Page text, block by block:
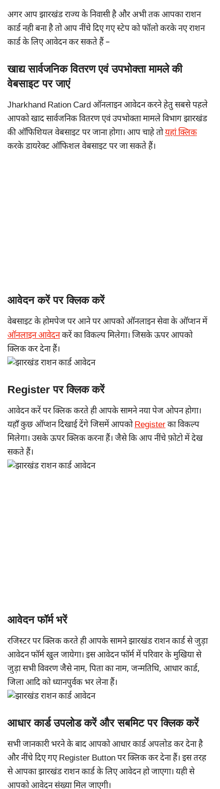
अगर आप झारखंड राज्य के निवासी है और अभी तक आपका राशन
कार्ड नही बना है तो आप नींचे दिए गए स्टेप को फॉलो करके नए राशन
कार्ड के लिए आवेदन कर सकते हैं –
खाद्य सार्वजनिक वितरण एवं उपभोक्ता मामले की
वेबसाइट पर जाएं
Jharkhand Ration Card ऑनलाइन आवेदन करने हेतु सबसे पहले
आपको खाद सार्वजनिक वितरण एवं उपभोक्ता मामले विभाग झारखंड
की ऑफिशियल वेबसाइट पर जाना होगा। आप चाहे तोयहां क्लिक
करके डायरेक्ट ऑफिशल वेबसाइट पर जा सकते हैं।
आवेदन करें पर क्लिक करें
वेबसाइट के होमपेज पर आने पर आपको ऑनलाइन सेवा के ऑप्शन में
ऑनलाइन आवेदनकरें का विकल्प मिलेगा। जिसके ऊपर आपको
क्लिक कर देना हैं।
Register पर क्लिक करें
आवेदन करें पर क्लिक करते ही आपके सामने नया पेज ओपन होगा।
यहाँ कुछ ऑप्शन दिखाई देंगे जिसमें आपकोRegisterका विकल्प
मिलेगा। उसके ऊपर क्लिक करना हैं। जैसे कि आप नींचे फ़ोटो में देख
सकते हैं।
आवेदन फॉर्म भरें
रजिस्टर पर क्लिक करते ही आपके सामने झारखंड राशन कार्ड से जुड़ा
आवेदन फॉर्म खुल जायेगा। इस आवेदन फॉर्म में परिवार के मुखिया से
जुड़ा सभी विवरण जैसे नाम, पिता का नाम, जन्मतिथि, आधार कार्ड,
जिला आदि को ध्यानपुर्वक भर लेना हैं।
आधार कार्ड उपलोड करें और सबमिट पर क्लिक करें
सभी जानकारी भरने के बाद आपको आधार कार्ड अपलोड कर देना है
और नींचे दिए गए Register Button पर क्लिक कर देना हैं। इस तरह
से आपका झारखंड राशन कार्ड के लिए आवेदन हो जाएगा। यही से
आपको आवेदन संख्या मिल जाएगी।